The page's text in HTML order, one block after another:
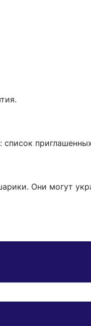
Они могут